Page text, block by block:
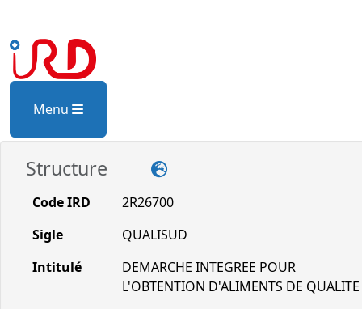
Menu
Structure
Code IRD
2R26700
Sigle
QUALISUD
Intitulé
DEMARCHE INTEGREE POUR
L'OBTENTION D'ALIMENTS DE QUALITE